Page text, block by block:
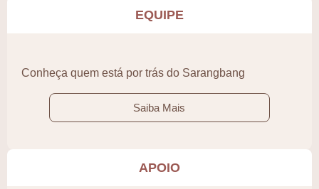
EQUIPE
Conheça quem está por trás do Sarangbang
Saiba Mais
APOIO